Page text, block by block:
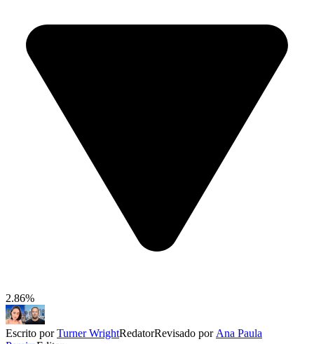
2.86%
Escrito porTurner WrightRedatorRevisado por Ana Paula